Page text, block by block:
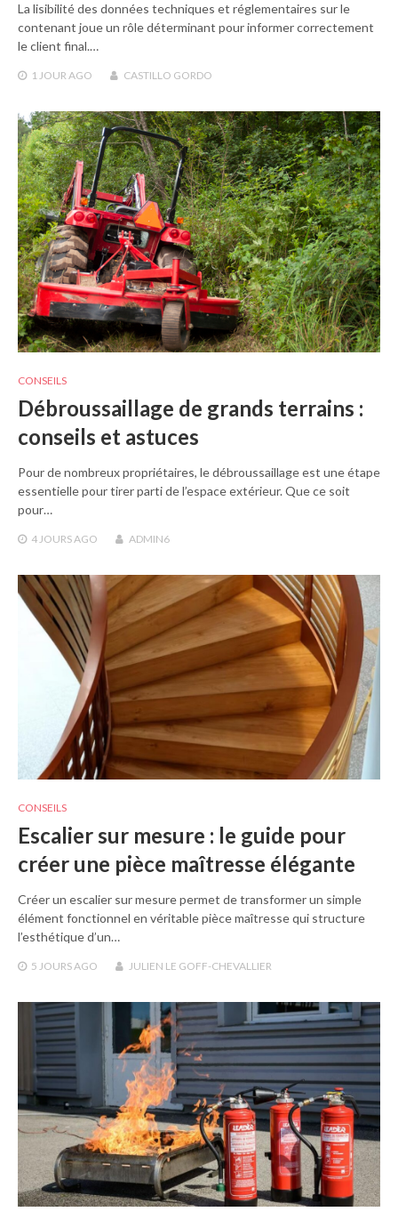
La lisibilité des données techniques et réglementaires sur le
contenant joue un rôle déterminant pour informer correctement
le client final.…
1 JOUR AGO CASTILLO GORDO
CONSEILS
Débroussaillage de grands terrains :
conseils et astuces
Pour de nombreux propriétaires, le débroussaillage est une étape
essentielle pour tirer parti de l’espace extérieur. Que ce soit
pour…
4 JOURSAGO ADMIN6
CONSEILS
Escalier sur mesure : le guide pour
créer une pièce maîtresse élégante
Créer un escalier sur mesure permet de transformer un simple
élément fonctionnel en véritable pièce maîtresse qui structure
l’esthétique d’un…
5 JOURSAGO JULIEN LE GOFF-CHEVALLIER